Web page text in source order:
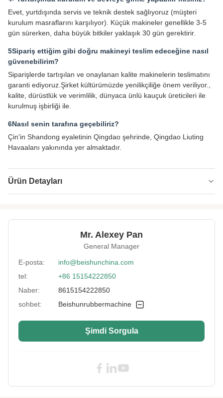
Evet, yurtdışında servis ve teknik destek sağlıyoruz (müşteri
kurulum masraflarını karşılıyor). Küçük makineler genellikle 3-5
gün sürerken, daha büyük bitkiler yaklaşık 30 gün gerektirir.
5Sipariş ettiğim gibi doğru makineyi teslim edeceğine nasıl
güvenebilirim?
Siparişlerde tartışılan ve onaylanan kalite makinelerin teslimatını
garanti ediyoruz.Şirket kültürümüzde yenilikçiliğe önem veriliyor.,
kalite, dürüstlük ve verimlilik, dünyaca ünlü kauçuk üreticileri ile
kurulmuş işbirliği ile.
6Nasıl senin tarafına geçebiliriz?
Çin'in Shandong eyaletinin Qingdao şehrinde, Qingdao Liuting
Havaalanı yakınında yer almaktadır.
Ürün Detayları
Key Selling Points:Otomatik
Elektrik
Voltage: Çatı / Duvar Kaplama / Eskrim
Rubber Sheet
3-16mm
Adapted Max.
Width:
Müşteri İhtiyaçlarına Göre
High Light:
PLC Toplu Kapalı Kauçuk Soğutma
ISO Toplu Kapalı Kauçuk Soğutma
Makinesi SGS
SGS kauçuk Bileşik Film Toplu Kapalı
Mr. Alexey Pan
General Manager
E-posta:
info@beishunchina.com
tel:
+86 15154222850
Naber:
8615154222850
sohbet:
Beishunrubbermachine
Şimdi Sorgula